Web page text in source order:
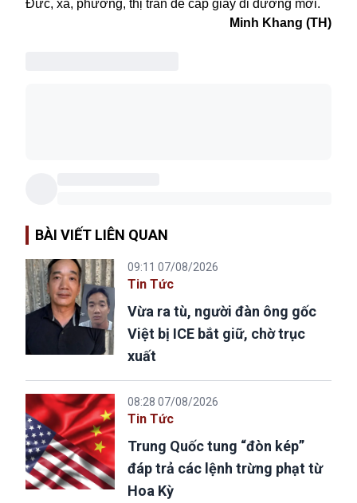
Đức, xã, phường, thị trấn để cấp giấy đi đường mới.
Minh Khang (TH)
BÀI VIẾT LIÊN QUAN
09:11 07/08/2026
Tin Tức
Vừa ra tù, người đàn ông gốc
Việt bị ICE bắt giữ, chờ trục
xuất
08:28 07/08/2026
Tin Tức
Trung Quốc tung “đòn kép”
đáp trả các lệnh trừng phạt từ
Hoa Kỳ